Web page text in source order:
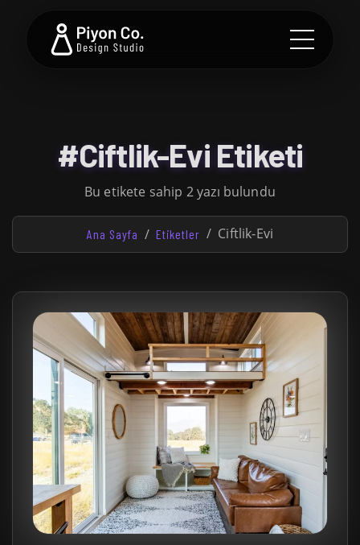
#Ciftlik-Evi Etiketi
Bu etikete sahip 2 yazı bulundu
Ana Sayfa Etiketler Ciftlik-Evi